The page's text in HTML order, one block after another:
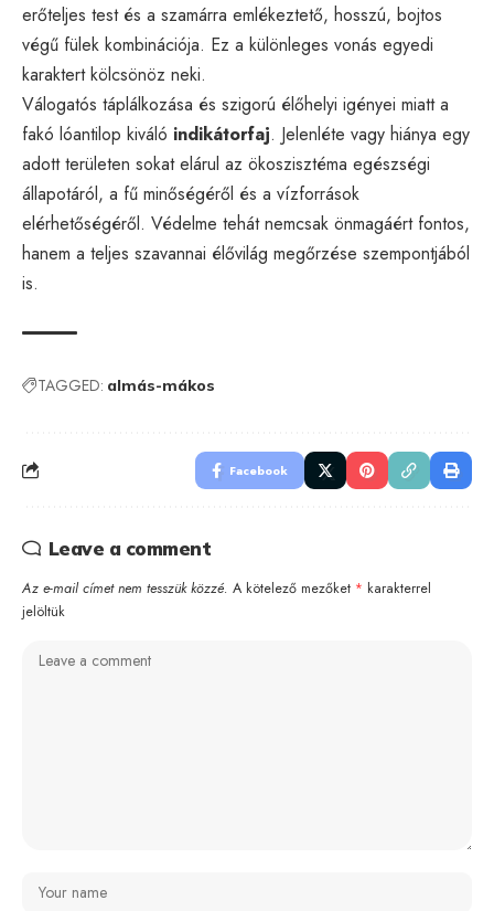
erőteljes test és a szamárra emlékeztető, hosszú, bojtos
végű fülek kombinációja. Ez a különleges vonás egyedi
karaktert kölcsönöz neki.
Válogatós táplálkozása és szigorú élőhelyi igényei miatt a
fakó lóantilop kiváló indikátorfaj. Jelenléte vagy hiánya egy
adott területen sokat elárul az ökoszisztéma egészségi
állapotáról, a fű minőségéről és a vízforrások
elérhetőségéről. Védelme tehát nemcsak önmagáért fontos,
hanem a teljes szavannai élővilág megőrzése szempontjából
is.
TAGGED: almás-mákos
Facebook
Leave a comment
Az e-mail címet nem tesszük közzé. A kötelező mezőket * karakterrel
jelöltük